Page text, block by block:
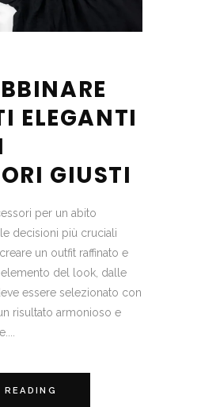
ELEGANTI
GIUSTI
per un abito
decisioni più cruciali
un outfit raffinato e
del look, dalle
essere selezionato con
risultato armonioso e